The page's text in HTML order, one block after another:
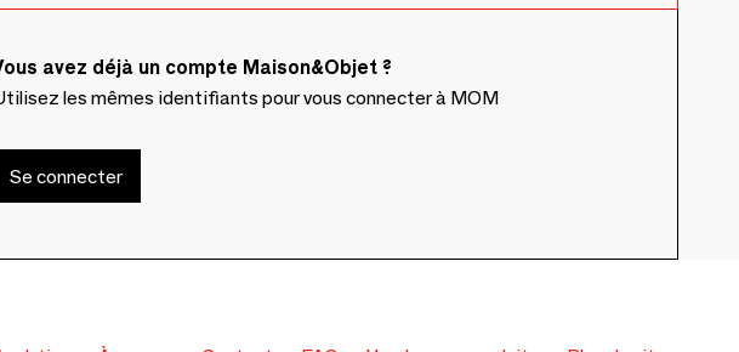
avez déjà un compte Maison&Objet ?
les mêmes identifiants pour vous connecter à MOM
Se connecter